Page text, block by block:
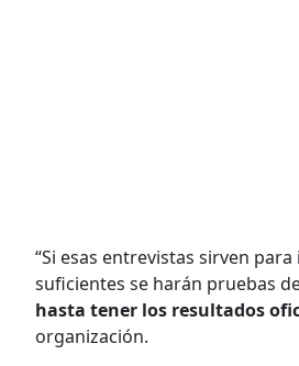
“Si esas entrevistas sirven
suficientes se harán pruebas
hasta tener los resultados
organización.